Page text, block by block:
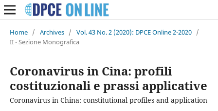
Home / Archives / Vol. 43 No. 2 (2020): DPCE Online 2-2020 /
II - Sezione Monografica
Coronavirus in Cina: profili
costituzionali e prassi applicative
Coronavirus in China: constitutional profiles and application